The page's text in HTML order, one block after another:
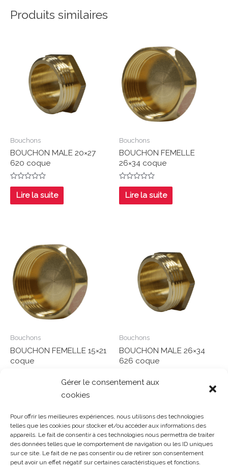
Gérer le consentement aux
cookies
Pour offrir les meilleures expériences, nous utilisons des technologies
telles que les cookies pour stocker et/ou accéder aux informations des
appareils. Le fait de consentir à ces technologies nous permettra de traiter
des données telles que le comportement de navigation ou les ID uniques
sur ce site. Le fait de ne pas consentir ou de retirer son consentement
peut avoir un effet négatif sur certaines caractéristiques et fonctions.
Produits similaires
Bouchons
BOUCHON MALE 20×27
620 coque
Note
sur
5
Lire la suite
Bouchons
BOUCHON FEMELLE
26×34 coque
Note
sur
5
Lire la suite
Bouchons
BOUCHON FEMELLE 15×21
coque
Bouchons
BOUCHON MALE 26×34
626 coque
Note
Gosset Matériaux 2023 © Tous droits réservés |Mentions
légales|CGV|Politique de confidentialité|Contact| 03 21